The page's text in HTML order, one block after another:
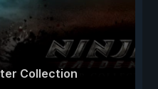
Collection